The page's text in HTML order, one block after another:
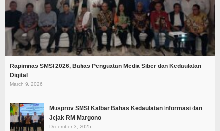
Rapimnas SMSI 2026, Bahas Penguatan Media Siber dan Kedaulatan
Digital
March 9, 2026
Musprov SMSI Kalbar Bahas Kedaulatan Informasi dan
Jejak RM Margono
December 3, 2025